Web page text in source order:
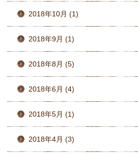
2018年10月 (1)
2018年9月 (1)
2018年8月 (5)
2018年6月 (4)
2018年5月 (1)
2018年4月 (3)